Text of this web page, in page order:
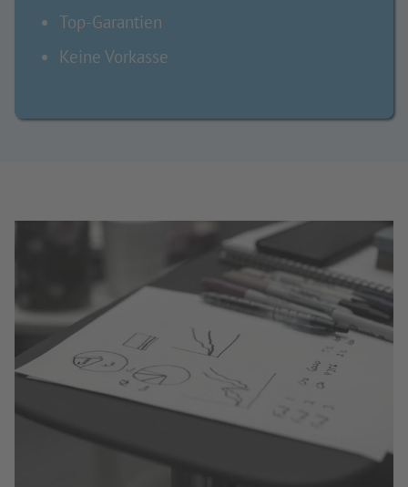
Top-Garantien
Keine Vorkasse